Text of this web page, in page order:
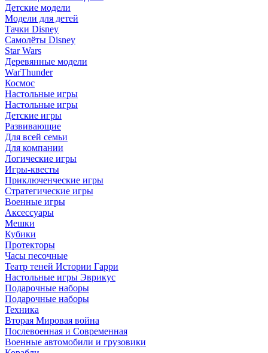
Детские модели
Модели для детей
Тачки Disney
Самолёты Disney
Star Wars
Деревянные модели
WarThunder
Космос
Настольные игры
Настольные игры
Детские игры
Развивающие
Для всей семьи
Для компании
Логические игры
Игры-квесты
Приключенческие игры
Стратегические игры
Военные игры
Аксессуары
Мешки
Кубики
Протекторы
Часы песочные
Театр теней Истории Гарри
Настольные игры Эврикус
Подарочные наборы
Подарочные наборы
Техника
Вторая Мировая война
Послевоенная и Современная
Военные автомобили и грузовики